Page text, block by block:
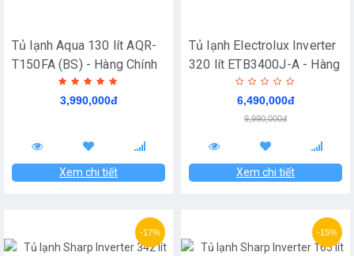
Tủ lạnh Aqua 130 lít AQR-
T150FA (BS) - Hàng Chính
3,990,000đ
Xem chi tiết
Tủ lạnh Electrolux Inverter
320 lít ETB3400J-A - Hàng
Chính Hãng
6,490,000đ
9,990,000đ
Xem chi tiết
-17% -15%